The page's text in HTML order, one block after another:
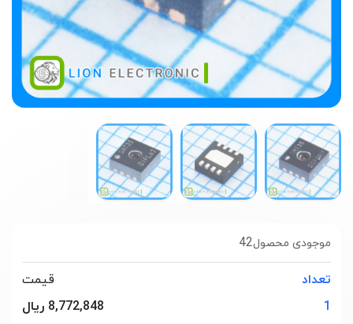
42موجودی محصول
تعداد
قیمت
1
8,772,848 ریال